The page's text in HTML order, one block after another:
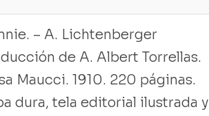
– A. Lichtenberger
de A. Albert Torrellas.
Maucci. 1910. 220 páginas.
dura, tela editorial ilustrada y